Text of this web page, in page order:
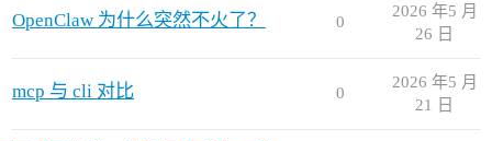
OpenClaw 为什么突然不火了？ 0
2026 年5 月
26 日
mcp 与 cli 对比 0
2026 年5 月
21 日